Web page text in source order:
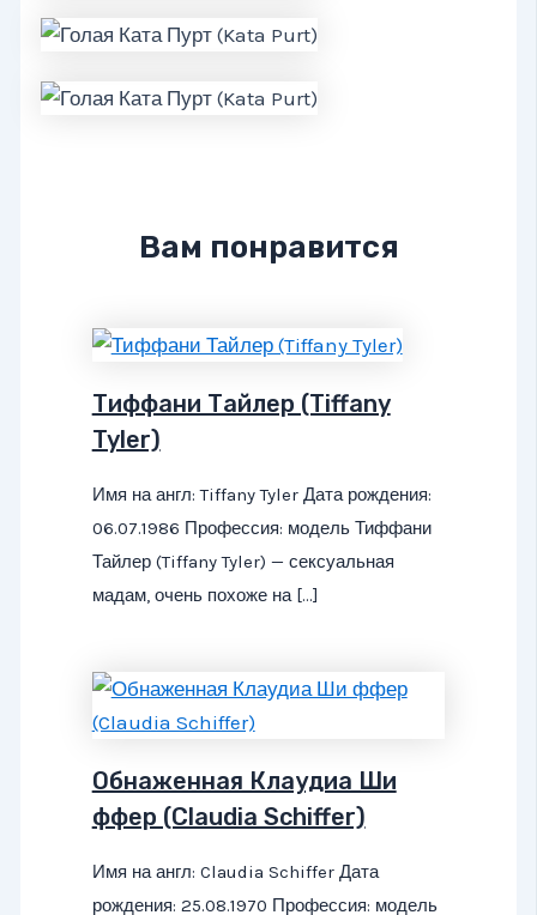
Вам понравится
Тиффани Тайлер (Tiffany
Tyler)
Имя на англ: Tiffany Tyler Дата рождения:
06.07.1986 Профессия: модель Тиффани
Тайлер (Tiffany Tyler) — сексуальная
мадам, очень похоже на […]
Обнаженная Клаудиа Ши
ффер (Claudia Schiffer)
Имя на англ: Claudia Schiffer Дата
рождения: 25.08.1970 Профессия: модель